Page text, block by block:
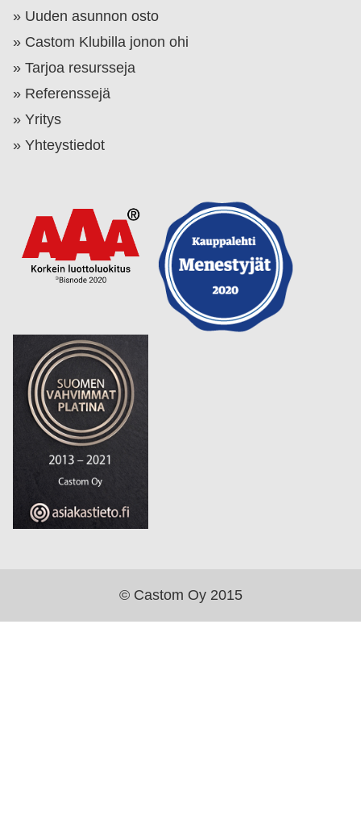
Uuden asunnon osto
Castom Klubilla jonon ohi
Tarjoa resursseja
Referenssejä
Yritys
Yhteystiedot
© Castom Oy 2015